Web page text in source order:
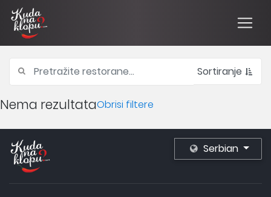
Sortiranje
Nema rezultataObrisi filtere
Serbian